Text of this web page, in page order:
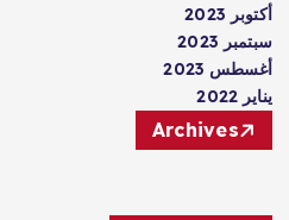
أكتوبر 2023
سبتمبر 2023
أغسطس 2023
يناير 2022
Archives